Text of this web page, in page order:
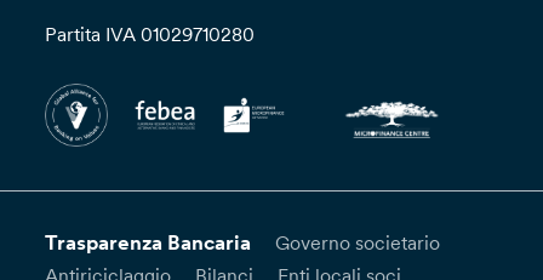
Partita IVA 01029710280
Trasparenza Bancaria
Governo societario
Antiriciclaggio
Bilanci
Enti locali soci